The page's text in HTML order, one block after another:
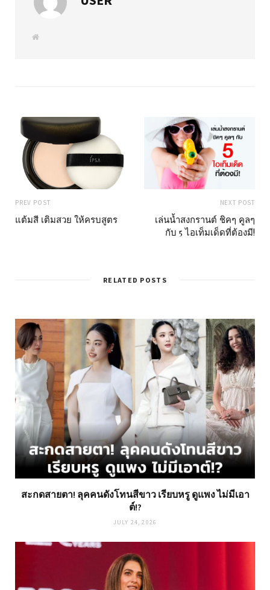
W
PREV POST
แต้มสี เติมสวย ให้ครบสูตร
NEXT POST
เล่นน้ำสงกรานต์ ชิคๆ คูลๆ
กับ 5 ไอเท็มเด็ดที่ต้องมี!
RELATED POSTS
สะกดสายตา! ลุคคนดังโทนสีขาว เรียบหรู ดูแพง ไม่มีเอา
ต์!?
JULY 24, 2026